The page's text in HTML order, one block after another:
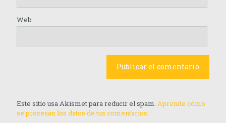
Web
Este sitio usa Akismet para reducir el spam. Aprende cómo
se procesan los datos de tus comentarios.